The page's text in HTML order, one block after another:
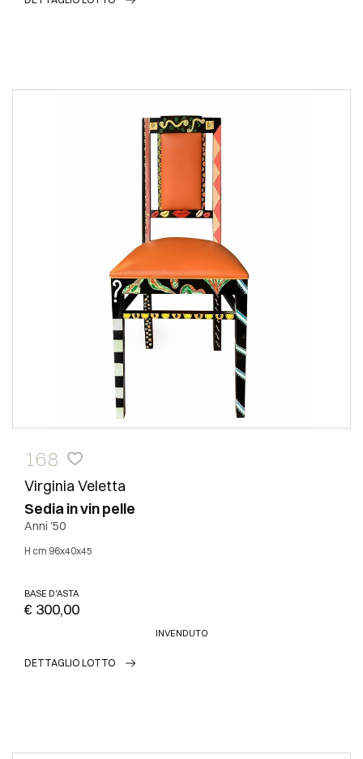
168
Virginia Veletta
Sedia in vin pelle
Anni '50
h cm 96x40x45
BASE D'ASTA
€ 300,00
INVENDUTO
DETTAGLIO LOTTO